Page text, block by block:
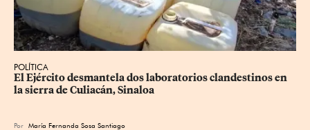
POLÍTICA
El Ejército desmantela dos laboratorios clandestinos en
la sierra de Culiacán, Sinaloa
Por María Fernanda Sosa Santiago